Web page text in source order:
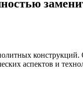
конструкций.
аспектов и